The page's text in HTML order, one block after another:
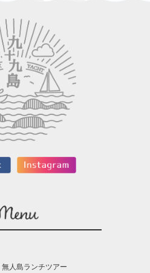
無人島ランチツアー